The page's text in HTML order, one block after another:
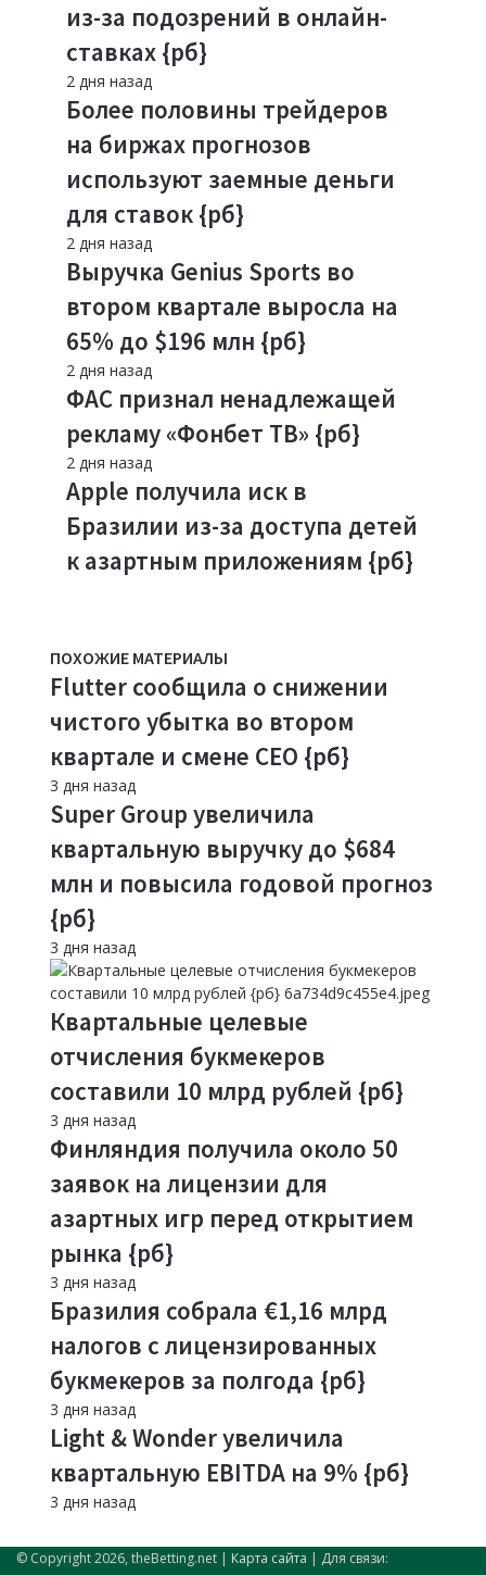
из-за подозрений в онлайн-
ставках {рб}
2 дня назад
Более половины трейдеров
на биржах прогнозов
используют заемные деньги
для ставок {рб}
2 дня назад
Выручка Genius Sports во
втором квартале выросла на
65% до $196 млн {рб}
2 дня назад
ФАС признал ненадлежащей
рекламу «Фонбет ТВ» {рб}
2 дня назад
Apple получила иск в
Бразилии из-за доступа детей
к азартным приложениям {рб}
ПОХОЖИЕ МАТЕРИАЛЫ
Flutter сообщила о снижении
чистого убытка во втором
квартале и смене CEO {рб}
3 дня назад
Super Group увеличила
квартальную выручку до $684
млн и повысила годовой прогноз
{рб}
3 дня назад
Квартальные целевые
отчисления букмекеров
составили 10 млрд рублей {рб}
3 дня назад
Финляндия получила около 50
заявок на лицензии для
азартных игр перед открытием
рынка {рб}
3 дня назад
Бразилия собрала €1,16 млрд
налогов с лицензированных
букмекеров за полгода {рб}
3 дня назад
Light & Wonder увеличила
квартальную EBITDA на 9% {рб}
3 дня назад
© Copyright 2026, theBetting.net | Карта сайта | Для связи: